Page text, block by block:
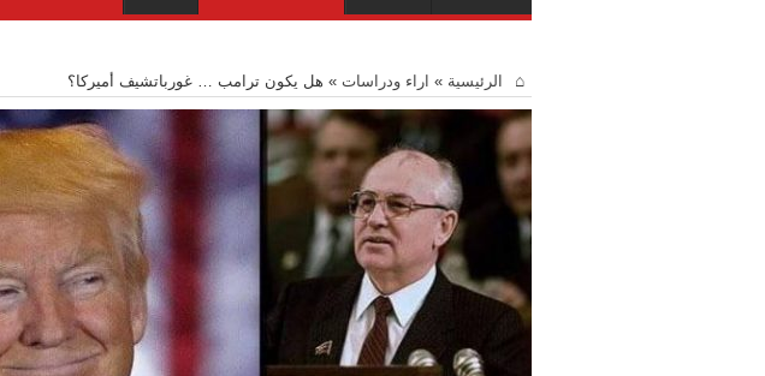
الرئيسية » اراء ودراسات » هل يكون ترامب … غورباتشيف أميركا؟